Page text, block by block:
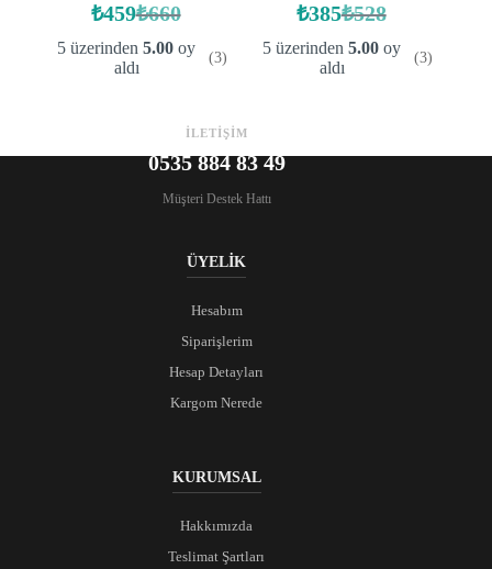
₺660
Orijinal
fiyat:
₺660.
₺459Şu
andaki
fiyat:
5 üzerinden5.00 oy
aldı
(3)
₺528
Orijinal
fiyat:
₺528.
₺385Şu
andaki
fiyat:
5 üzerinden5.00 oy
aldı
(3)
İLETİŞİM
0535 884 83 49
Müşteri Destek Hattı
ÜYELİK
Hesabım
Siparişlerim
Hesap Detayları
Kargom Nerede
KURUMSAL
Hakkımızda
Teslimat Şartları